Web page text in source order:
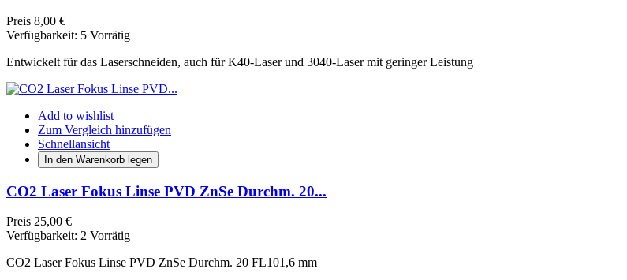
Preis 8,00 €
Verfügbarkeit: 5 Vorrätig
Entwickelt für das Laserschneiden, auch für K40-Laser und 3040-Laser mit geringer Leistung
Add to wishlist
Zum Vergleich hinzufügen
Schnellansicht
In den Warenkorb legen
CO2 Laser Fokus Linse PVD ZnSe Durchm. 20...
Preis 25,00 €
Verfügbarkeit: 2 Vorrätig
CO2 Laser Fokus Linse PVD ZnSe Durchm. 20 FL101,6 mm